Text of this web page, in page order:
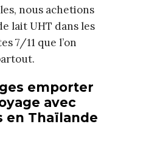
nous achetions
lait UHT dans les
7/11 que l’on
emporter
avec
en Thaïlande